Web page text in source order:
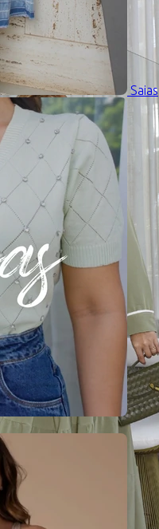
Saias